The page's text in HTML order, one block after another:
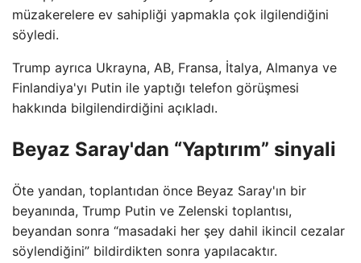
müzakerelere ev sahipliği yapmakla çok ilgilendiğini
söyledi.
Trump ayrıca Ukrayna, AB, Fransa, İtalya, Almanya ve
Finlandiya'yı Putin ile yaptığı telefon görüşmesi
hakkında bilgilendirdiğini açıkladı.
Beyaz Saray'dan “Yaptırım” sinyali
Öte yandan, toplantıdan önce Beyaz Saray'ın bir
beyanında, Trump Putin ve Zelenski toplantısı,
beyandan sonra “masadaki her şey dahil ikincil cezalar
söylendiğini” bildirdikten sonra yapılacaktır.